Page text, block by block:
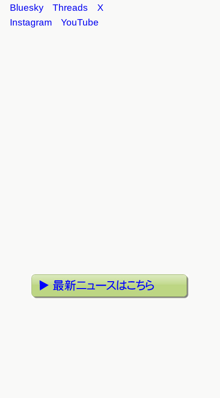
Bluesky
Threads
X
Instagram
YouTube